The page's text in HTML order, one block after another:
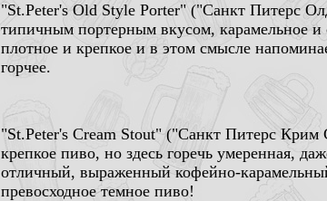
"St.Peter's Old Style Porter" ("Санкт Питерс
типичным портерным вкусом, карамельное
плотное и крепкое и в этом смысле
горчее.
"St.Peter's Cream Stout" ("Санкт Питерс Крим
крепкое пиво, но здесь горечь умеренная,
отличный, выраженный кофейно-
превосходное темное пиво!